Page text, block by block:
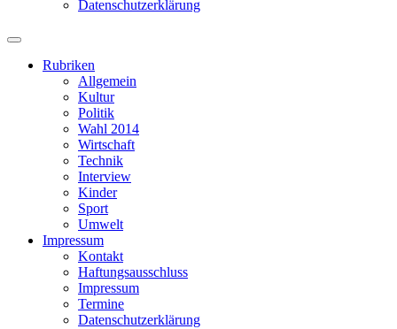
Datenschutzerklärung
Suchfeld
ein-/ausblenden
Rubriken
Allgemein
Kultur
Politik
Wahl 2014
Wirtschaft
Technik
Interview
Kinder
Sport
Umwelt
Impressum
Kontakt
Haftungsausschluss
Impressum
Termine
Datenschutzerklärung